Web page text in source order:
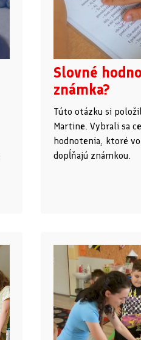
Slovné
známka?
Túto otázku si
Martine. Vybrali sa
hodnotenia, ktoré
dopĺňajú známkou.